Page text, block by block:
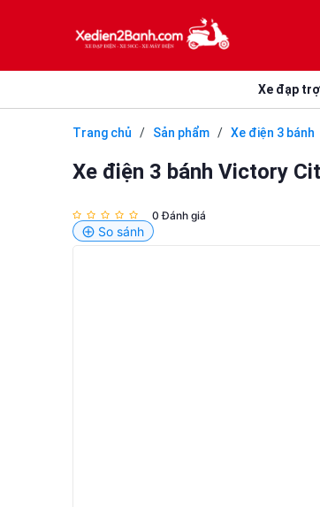
Xe đạp
Trang chủ / Sản phẩm / Xe điện 3 bánh
Xe điện 3 bánh Victory
0 Đánh giá
So sánh